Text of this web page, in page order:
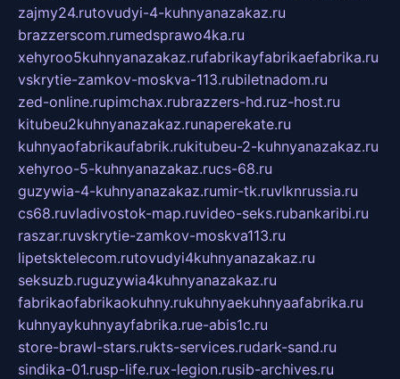
zajmy24.rutovudyi-4-kuhnyanazakaz.ru
brazzerscom.rumedsprawo4ka.ru
xehyroo5kuhnyanazakaz.rufabrikayfabrikaefabrika.ru
vskrytie-zamkov-moskva-113.rubiletnadom.ru
zed-online.rupimchax.rubrazzers-hd.ruz-host.ru
kitubeu2kuhnyanazakaz.runaperekate.ru
kuhnyaofabrikaufabrik.rukitubeu-2-kuhnyanazakaz.ru
xehyroo-5-kuhnyanazakaz.rucs-68.ru
guzywia-4-kuhnyanazakaz.rumir-tk.ruvlknrussia.ru
cs68.ruvladivostok-map.ruvideo-seks.rubankaribi.ru
raszar.ruvskrytie-zamkov-moskva113.ru
lipetsktelecom.rutovudyi4kuhnyanazakaz.ru
seksuzb.ruguzywia4kuhnyanazakaz.ru
fabrikaofabrikaokuhny.rukuhnyaekuhnyaafabrika.ru
kuhnyaykuhnyayfabrika.rue-abis1c.ru
store-brawl-stars.rukts-services.rudark-sand.ru
sindika-01.rusp-life.rux-legion.rusib-archives.ru